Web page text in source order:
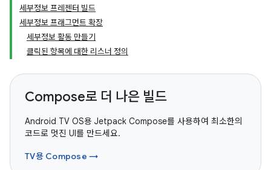
세부정보 프레젠터 빌드
세부정보 프래그먼트 확장
세부정보 활동 만들기
클릭된 항목에 대한 리스너 정의
Compose로 더 나은 빌드
Android TV OS용 Jetpack Compose를 사용하여 최소한의
코드로 멋진 UI를 만드세요.
TV용 Compose →